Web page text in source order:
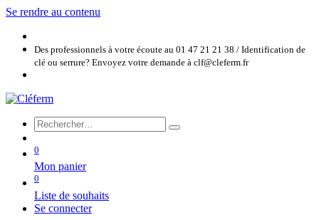
Se rendre au contenu
Des professionnels à votre écoute au 01 47 21 21 38 / Identification de
clé ou serrure? Envoyez votre demande à clf@cleferm.fr
0
Mon panier
0
Liste de souhaits
Se connecter